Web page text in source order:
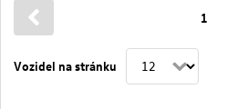
Vozidel na stránku
1